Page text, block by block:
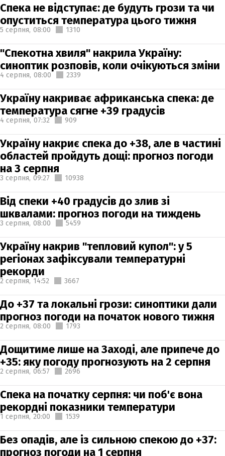
Спека не відступає: де будуть грози та чи
опуститься температура цього тижня
5 серпня, 08:00 1310
"Спекотна хвиля" накрила Україну:
синоптик розповів, коли очікуються зміни
4 серпня, 08:00 2339
Україну накриває африканська спека: де
температура сягне +39 градусів
4 серпня, 07:32 909
Україну накриє спека до +38, але в частині
областей пройдуть дощі: прогноз погоди
на 3 серпня
3 серпня, 09:27 10938
Від спеки +40 градусів до злив зі
шквалами: прогноз погоди на тиждень
3 серпня, 08:00 5459
Україну накрив "тепловий купол": у 5
регіонах зафіксували температурні
рекорди
2 серпня, 14:52 3667
До +37 та локальні грози: синоптики дали
прогноз погоди на початок нового тижня
2 серпня, 08:00 1793
Дощитиме лише на Заході, але припече до
+35: яку погоду прогнозують на 2 серпня
2 серпня, 06:57 2696
Спека на початку серпня: чи поб'є вона
рекордні показники температури
1 серпня, 20:00 1539
Без опадів, але із сильною спекою до +37:
прогноз погоди на 1 серпня